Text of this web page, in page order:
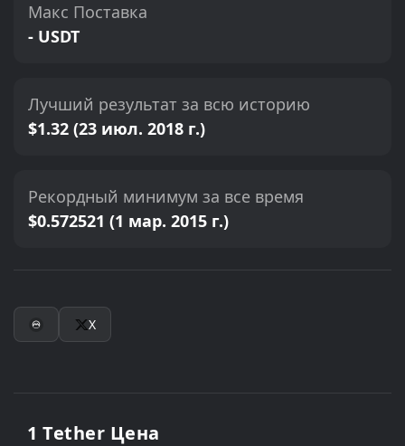
Макс Поставка
- USDT
Лучший результат за всю историю
$1.32 (23 июл. 2018 г.)
Рекордный минимум за все время
$0.572521 (1 мар. 2015 г.)
X
1 Tether Цена